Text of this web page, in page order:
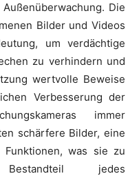
Die
Bilder und Videos
um verdächtige
zu verhindern und
wertvolle Beweise
Verbesserung der
immer
schärfere Bilder, eine
was sie zu
jedes